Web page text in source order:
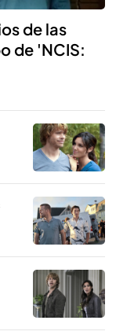
de las
de 'NCIS: